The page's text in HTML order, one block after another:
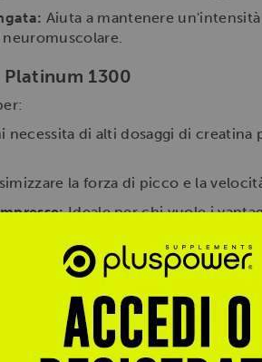
Aiuta a mantenere
1300
necessita di alti dosaggi di
la forza di picco e la
Ideale per chi vuole i
giorno
(fino a raggiungere i 3g di
Per massimizzare
a base di carboidrati.